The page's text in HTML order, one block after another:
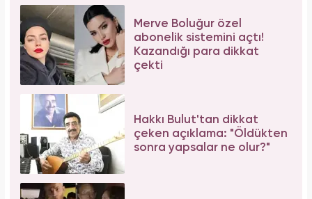
Bağcılar'da 06.06.2026 yoğunluğu: 54 çift
"Evet" demek için sıraya girdi!